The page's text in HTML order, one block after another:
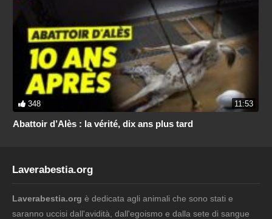
348 11:53
Abattoir d’Alès : la vérité, dix ans plus tard
Laverabestia.org
Laverabestia.org è dedicata agli animali che sono stati e
saranno uccisi dall'avidità, dall'egoismo e dalla sete di sangue